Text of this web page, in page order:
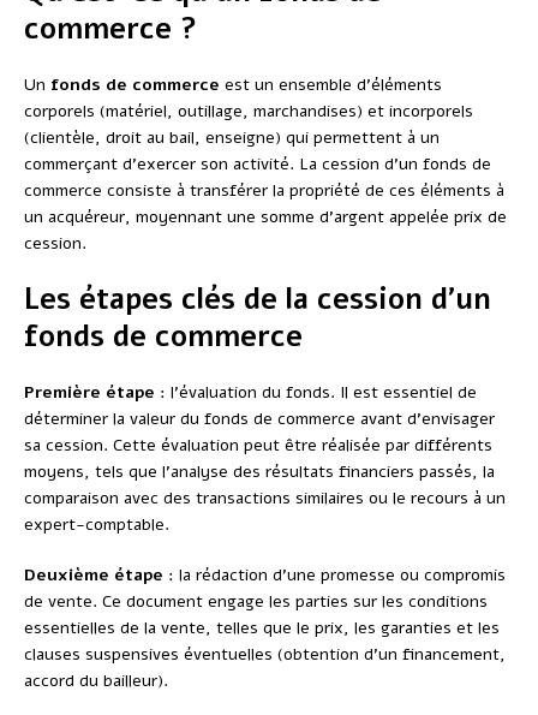
commerce ?
Un fonds de commerce est un ensemble d’éléments
corporels (matériel, outillage, marchandises) et incorporels
(clientèle, droit au bail, enseigne) qui permettent à un
commerçant d’exercer son activité. La cession d’un fonds de
commerce consiste à transférer la propriété de ces éléments à
un acquéreur, moyennant une somme d’argent appelée prix de
cession.
Les étapes clés de la cession d’un
fonds de commerce
Première étape : l’évaluation du fonds. Il est essentiel de
déterminer la valeur du fonds de commerce avant d’envisager
sa cession. Cette évaluation peut être réalisée par différents
moyens, tels que l’analyse des résultats financiers passés, la
comparaison avec des transactions similaires ou le recours à un
expert-comptable.
Deuxième étape : la rédaction d’une promesse ou compromis
de vente. Ce document engage les parties sur les conditions
essentielles de la vente, telles que le prix, les garanties et les
clauses suspensives éventuelles (obtention d’un financement,
accord du bailleur).